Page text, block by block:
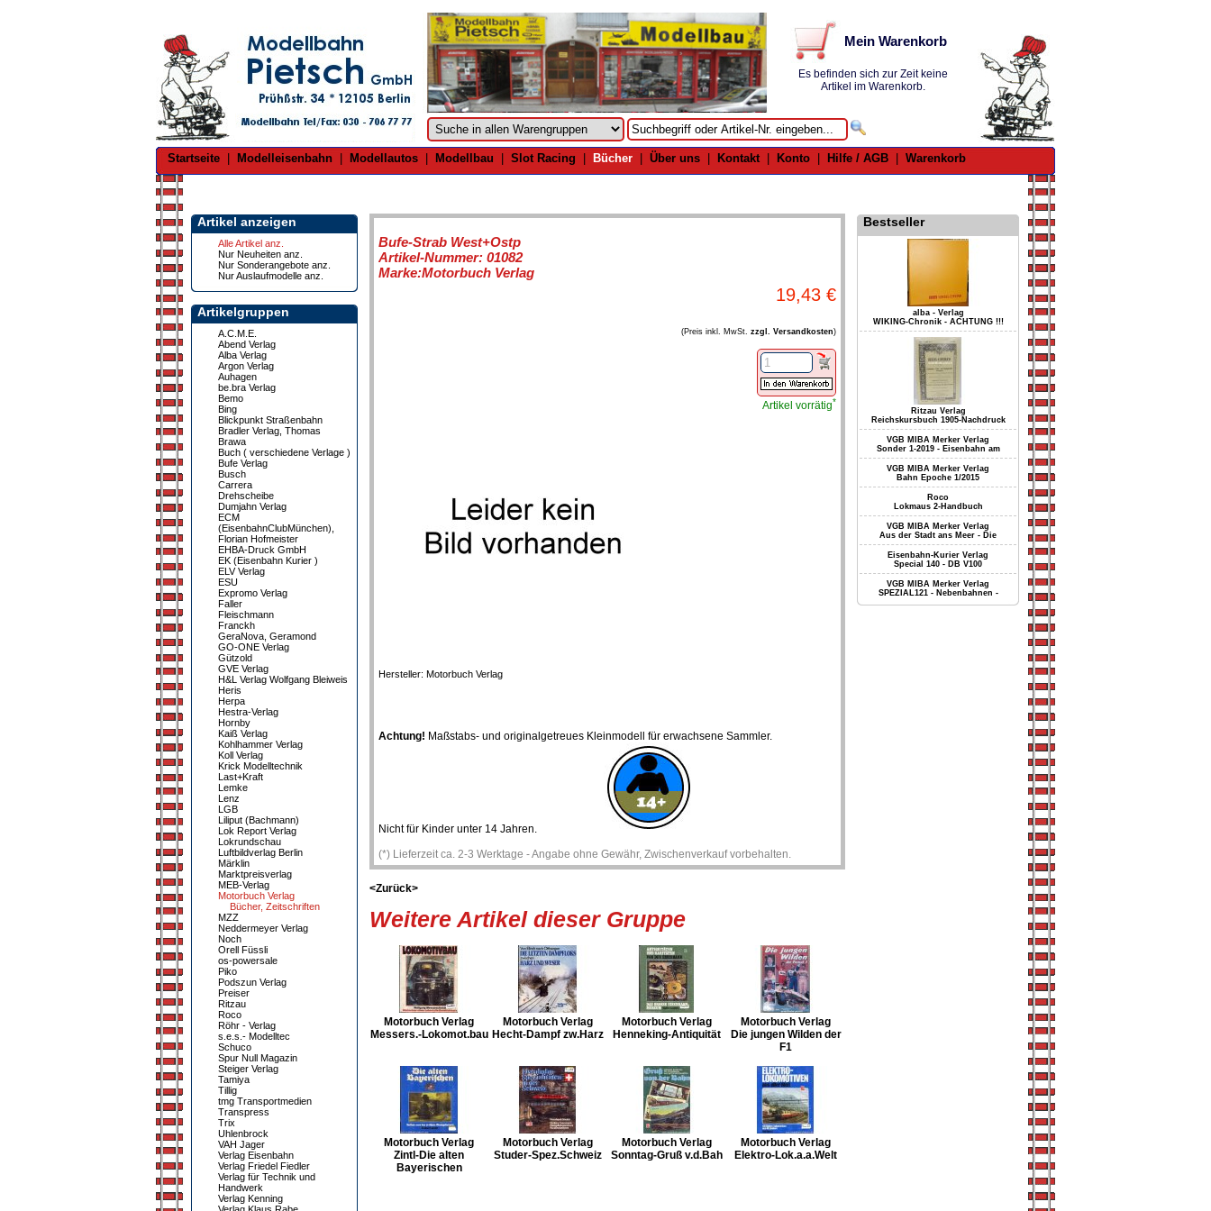
Mein Warenkorb
Es befinden sich zur Zeit keine
Artikel im Warenkorb.
Startseite Modelleisenbahn Modellautos Modellbau Slot Racing Bücher Über uns Kontakt| Konto Hilfe / AGB Warenkorb
Artikel anzeigen
Alle Artikel anz.
Nur Neuheiten anz.
Nur Sonderangebote anz.
Nur Auslaufmodelle anz.
Artikelgruppen
A.C.M.E.
Abend Verlag
Alba Verlag
Argon Verlag
Auhagen
be.bra Verlag
Bemo
Bing
Blickpunkt Straßenbahn
Bradler Verlag, Thomas
Brawa
Buch ( verschiedene Verlage )
Bufe Verlag
Busch
Carrera
Drehscheibe
Dumjahn Verlag
ECM
(EisenbahnClubMünchen),
Florian Hofmeister
EHBA-Druck GmbH
EK (Eisenbahn Kurier )
ELV Verlag
ESU
Expromo Verlag
Faller
Fleischmann
Franckh
GeraNova, Geramond
GO-ONE Verlag
Gützold
GVE Verlag
H&L Verlag Wolfgang Bleiweis
Heris
Herpa
Hestra-Verlag
Hornby
Kaiß Verlag
Kohlhammer Verlag
Koll Verlag
Krick Modelltechnik
Last+Kraft
Lemke
Lenz
LGB
Liliput (Bachmann)
Lok Report Verlag
Lokrundschau
Luftbildverlag Berlin
Märklin
Marktpreisverlag
MEB-Verlag
Motorbuch Verlag
Bücher, Zeitschriften
MZZ
Neddermeyer Verlag
Noch
Orell Füssli
os-powersale
Piko
Podszun Verlag
Preiser
Ritzau
Roco
Röhr - Verlag
s.e.s.- Modelltec
Schuco
Spur Null Magazin
Steiger Verlag
Tamiya
Tillig
tmg Transportmedien
Transpress
Trix
Uhlenbrock
VAH Jager
Verlag Eisenbahn
Verlag Friedel Fiedler
Verlag für Technik und
Handwerk
Verlag Kenning
Bufe-Strab West+Ostp
Artikel-Nummer: 01082
Marke:Motorbuch Verlag
19,43 €
(Preis inkl. MwSt. zzgl. Versandkosten)
Artikel vorrätig*
Hersteller: Motorbuch Verlag
Achtung! Maßstabs- und originalgetreues Kleinmodell für erwachsene Sammler.
Nicht für Kinder unter 14 Jahren.
(*) Lieferzeit ca. 2-3 Werktage - Angabe ohne Gewähr, Zwischenverkauf vorbehalten.
<Zurück>
Weitere Artikel dieser Gruppe
Motorbuch Verlag
Messers.-Lokomot.bau
Motorbuch Verlag
Hecht-Dampf zw.Harz
Motorbuch Verlag
Henneking-Antiquität
Motorbuch Verlag
Die jungen Wilden der
F1
Motorbuch Verlag
Zintl-Die alten
Bayerischen
Motorbuch Verlag
Studer-Spez.Schweiz
Motorbuch Verlag
Sonntag-Gruß v.d.Bah
Motorbuch Verlag
Elektro-Lok.a.a.Welt
Bestseller
alba - Verlag
WIKING-Chronik - ACHTUNG !!!
Ritzau Verlag
Reichskursbuch 1905-Nachdruck
VGB MIBA Merker Verlag
Sonder 1-2019 - Eisenbahn am
VGB MIBA Merker Verlag
Bahn Epoche 1/2015
Roco
Lokmaus 2-Handbuch
VGB MIBA Merker Verlag
Aus der Stadt ans Meer - Die
Eisenbahn-Kurier Verlag
Special 140 - DB V100
VGB MIBA Merker Verlag
SPEZIAL121 - Nebenbahnen -